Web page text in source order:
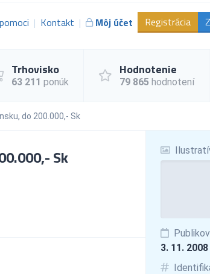
Kontakt Môj účet Registrácia
Trhovisko
63 211 ponúk
Hodnotenie
79 865 hodnotení
do 200.000,- Sk
3. 11.
Sk